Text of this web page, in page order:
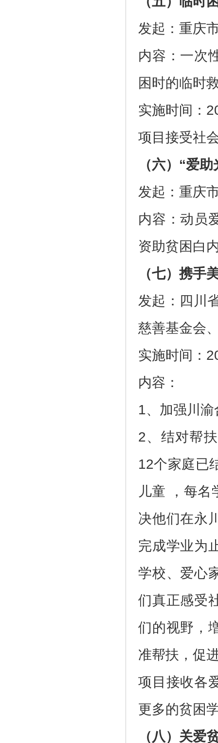
发起：重庆
内容：一次
困时的临时
实施时间：
项目接受社
（六）“爱
发起：重庆
内容：动员
资助贫困白
（七）携手
发起：四川
慈善基金会
实施时间：
内容：
1、加强川
2、结对帮
12个家庭已
儿童 ，每
决他们在永
完成学业为
学校、爱心
们真正感受
们的视野，
准帮扶，促
项目接收各
更多的贫困
（八）关爱